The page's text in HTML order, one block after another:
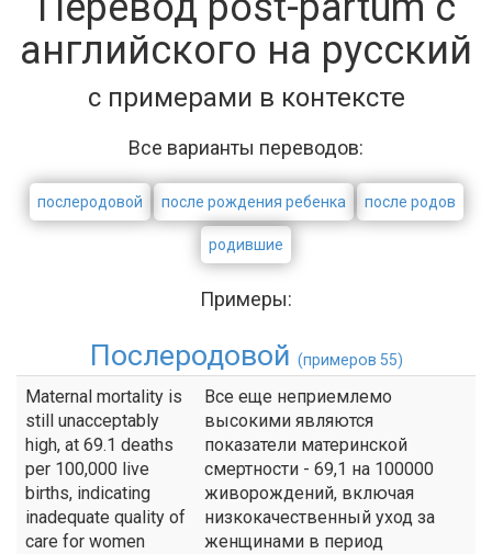
английского на русский
с примерами в контексте
Все варианты переводов:
послеродовой после рождения ребенка после родов
родившие
Примеры:
Послеродовой (примеров 55)
Maternal mortality is
still unacceptably
high, at 69.1 deaths
per 100,000 live
births, indicating
inadequate quality of
care for women
Все еще неприемлемо
высокими являются
показатели материнской
смертности - 69,1 на 100000
живорождений, включая
низкокачественный уход за
женщинами в период